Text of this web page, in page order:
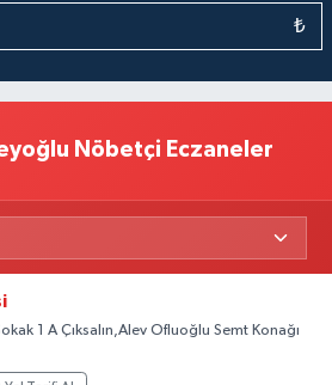
₺
Nöbetçi Eczaneler
1 A Çıksalın,Alev Ofluoğlu Semt Konağı